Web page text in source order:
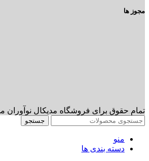
مجوز ها
تمام حقوق برای فروشگاه مدیکال
جستجو
منو
دسته بندی ها